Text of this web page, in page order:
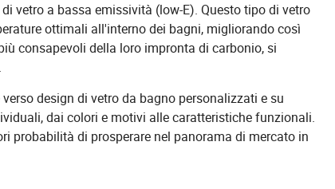
vetro a bassa emissività (low-E). Questo tipo di vetro
ottimali all'interno dei bagni, migliorando così
consapevoli della loro impronta di carbonio, si
design di vetro da bagno personalizzati e su
dai colori e motivi alle caratteristiche funzionali.
probabilità di prosperare nel panorama di mercato in